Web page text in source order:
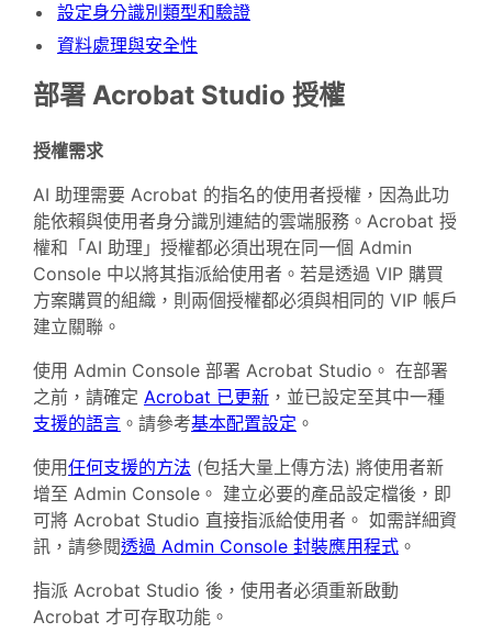
設定身分識別類型和驗證
資料處理與安全性
部署 Acrobat Studio 授權
授權需求
AI 助理需要 Acrobat 的指名的使用者授權，因為此功
能依賴與使用者身分識別連結的雲端服務。Acrobat 授
權和「AI 助理」授權都必須出現在同一個 Admin
Console 中以將其指派給使用者。若是透過 VIP 購買
方案購買的組織，則兩個授權都必須與相同的 VIP 帳戶
建立關聯。
使用 Admin Console 部署 Acrobat Studio。 在部署
之前，請確定 Acrobat 已更新 ，並已設定至其中一種
支援的語言 。請參考基本配置設定 。
使用任何支援的方法 (包括大量上傳方法) 將使用者新
增至 Admin Console。 建立必要的產品設定檔後，即
可將 Acrobat Studio 直接指派給使用者。 如需詳細資
訊，請參閱透過 Admin Console 封裝應用程式 。
指派 Acrobat Studio 後，使用者必須重新啟動
Acrobat 才可存取功能。